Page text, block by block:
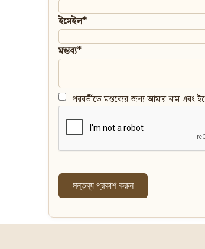
ইমেইল*
মন্তব্য*
পরবর্তীতে মন্তব্যের জন্য আমার নাম এবং